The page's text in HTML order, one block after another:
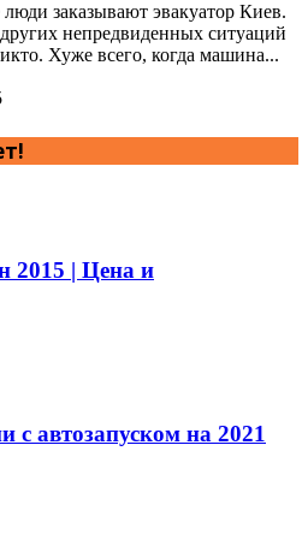
заказывают эвакуатор Киев.
непредвиденных ситуаций
Хуже всего, когда машина...
2015 | Цена и
с автозапуском на 2021